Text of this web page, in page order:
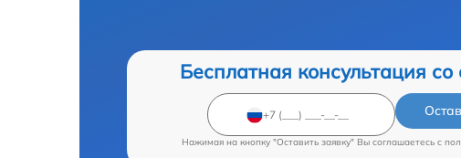
Бесплатная консультация
Нажимая на кнопку "Оставить заявку" Вы соглашаетесь c